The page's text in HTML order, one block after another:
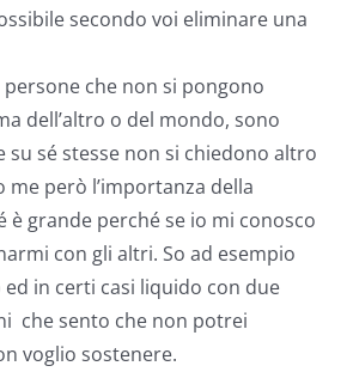
secondo voi eliminare una
persone che non si pongono
dell’altro o del mondo, sono
su sé stesse non si chiedono altro
me però l’importanza della
è grande perché se io mi conosco
con gli altri. So ad esempio
in certi casi liquido con due
che sento che non potrei
voglio sostenere.